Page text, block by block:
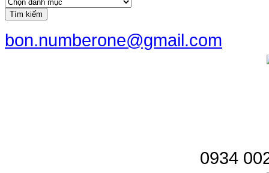
Tìm kiếm
bon.numberone@gmail.com
0934